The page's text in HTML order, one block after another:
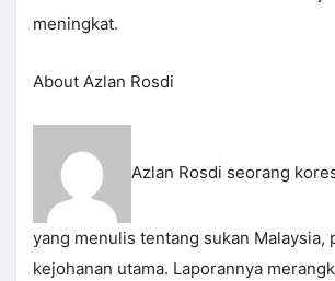
meningkat.
About Azlan Rosdi
Azlan Rosdi seorang
yang menulis tentang sukan Malaysia,
kejohanan utama. Laporannya